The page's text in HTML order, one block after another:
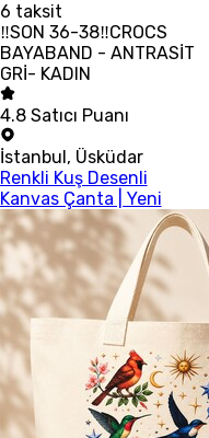
6 taksit
‼SON 36-38‼CROCS
BAYABAND - ANTRASİT
GRİ- KADIN
4.8 Satıcı Puanı
İstanbul , Üsküdar
Renkli Kuş Desenli
Kanvas Çanta | Yeni